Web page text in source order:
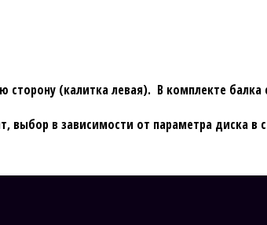
сторону (калитка левая). В комплекте
выбор в зависимости от параметра диска в